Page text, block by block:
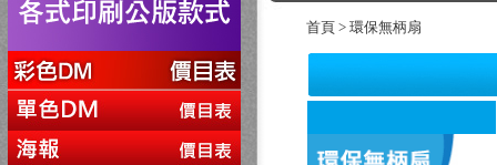
首頁 > 環保無柄扇